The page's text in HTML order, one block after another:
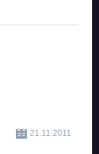
21.11.2011